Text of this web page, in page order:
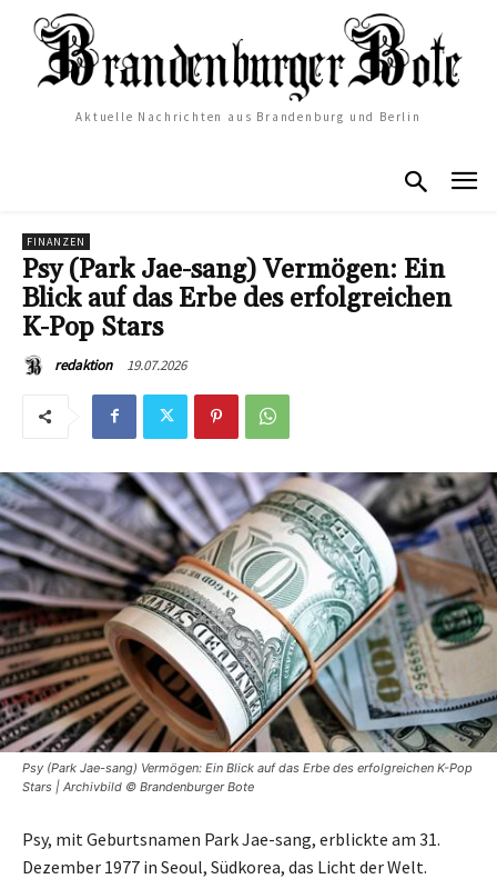
Aktuelle Nachrichten aus Brandenburg und Berlin
FINANZEN
Psy (Park Jae-sang) Vermögen: Ein
Blick auf das Erbe des erfolgreichen
K-Pop Stars
redaktion 19.07.2026
Psy (Park Jae-sang) Vermögen: Ein Blick auf das Erbe des erfolgreichen K-Pop
Stars | Archivbild © Brandenburger Bote
Psy, mit Geburtsnamen Park Jae-sang, erblickte am 31.
Dezember 1977 in Seoul, Südkorea, das Licht der Welt.